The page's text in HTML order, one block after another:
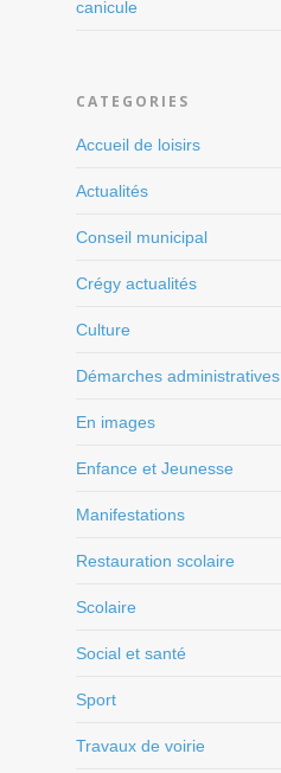
canicule
CATEGORIES
Accueil de loisirs
Actualités
Conseil municipal
Crégy actualités
Culture
Démarches administratives
En images
Enfance et Jeunesse
Manifestations
Restauration scolaire
Scolaire
Social et santé
Sport
Travaux de voirie